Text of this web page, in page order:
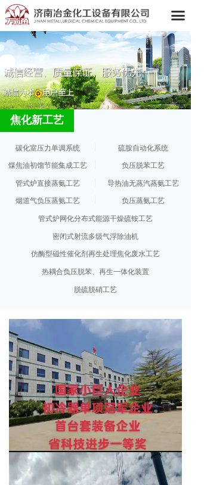
끀
焦化新工艺
碳化室压力单调系统
硫胺自动化系统
煤焦油初馏节能集成工艺
负压脱苯工艺
管式炉直接蒸氨工艺
导热油无蒸汽蒸氨工艺
密闭式射流多级气浮除油机
烟道气负压蒸氨工艺
负压蒸氨工艺
管式炉网化分布式能源干燥硫铵工艺
热耦合负压脱苯、再生一体化装置
仿酶型磁性催化剂再生处理焦化废水工艺
脱硫脱硝工艺